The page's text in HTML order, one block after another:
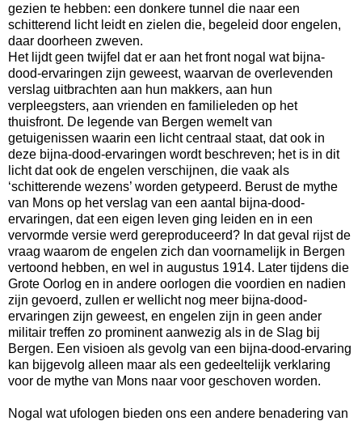
gezien te hebben: een donkere tunnel die naar een
schitterend licht leidt en zielen die, begeleid door engelen,
daar doorheen zweven.
Het lijdt geen twijfel dat er aan het front nogal wat bijna-
dood-ervaringen zijn geweest, waarvan de overlevenden
verslag uitbrachten aan hun makkers, aan hun
verpleegsters, aan vrienden en familieleden op het
thuisfront. De legende van Bergen wemelt van
getuigenissen waarin een licht centraal staat, dat ook in
deze bijna-dood-ervaringen wordt beschreven; het is in dit
licht dat ook de engelen verschijnen, die vaak als
‘schitterende wezens’ worden getypeerd. Berust de mythe
van Mons op het verslag van een aantal bijna-dood-
ervaringen, dat een eigen leven ging leiden en in een
vervormde versie werd gereproduceerd? In dat geval rijst de
vraag waarom de engelen zich dan voornamelijk in Bergen
vertoond hebben, en wel in augustus 1914. Later tijdens die
Grote Oorlog en in andere oorlogen die voordien en nadien
zijn gevoerd, zullen er wellicht nog meer bijna-dood-
ervaringen zijn geweest, en engelen zijn in geen ander
militair treffen zo prominent aanwezig als in de Slag bij
Bergen. Een visioen als gevolg van een bijna-dood-ervaring
kan bijgevolg alleen maar als een gedeeltelijk verklaring
voor de mythe van Mons naar voor geschoven worden.
Nogal wat ufologen bieden ons een andere benadering van